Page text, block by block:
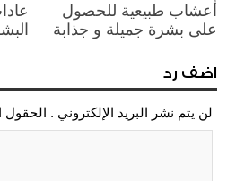
أعشاب طبيعية للحصول
على بشرة جميلة و جذابة
اضف رد
لن يتم نشر البريد الإلكتروني .